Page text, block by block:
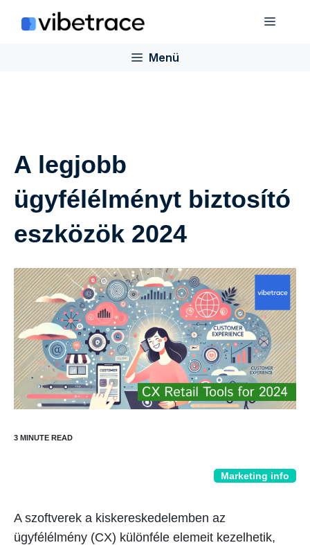
Menü
Menü
A legjobb
ügyfélélményt biztosító
eszközök 2024
Marketing info
A szoftverek a kiskereskedelemben az
ügyfélélmény (CX) különféle elemeit kezelhetik,